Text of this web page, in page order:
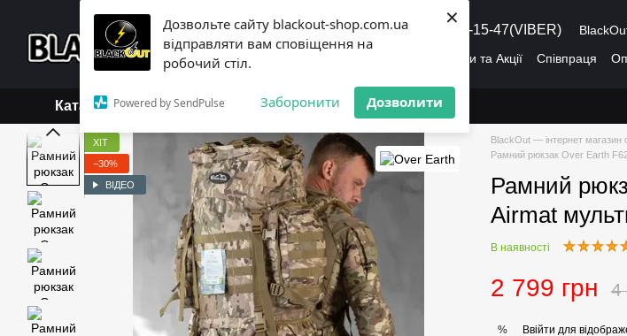
Дозвольте сайту blackout-shop.com.ua
відправляти вам сповіщення на
робочий стіл.
Powered by SendPulse Заборонити Дозволити
×
Перейти до основного контенту
+38 (068) 119-18-19,+38 (095) 486-15-47(VIBER)
Каталог
Знижки та Акції Співпраця
Каталог
ХІТ
−30%
ВІДЕО
BlackOut — інтернет магазин
Рамний рюкзак Over Earth
Рамний
Airmat
В наявності
2 799 грн 4
% Ввійти для